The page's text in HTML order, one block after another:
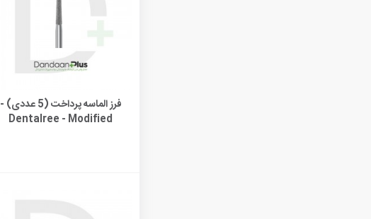
مشاهده بیشترفرز الماسه پرداخت (5 عددی) -
Dentalree - Modified